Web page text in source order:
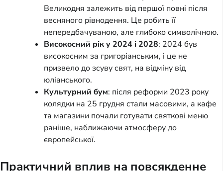
Великодня залежить від першої повні після
весняного рівнодення. Це робить її
непередбачуваною, але глибоко символічною.
Високосний рік у 2024 і 2028: 2024 був
високосним за григоріанським, і це не
призвело до зсуву свят, на відміну від
юліанського.
Культурний бум: після реформи 2023 року
колядки на 25 грудня стали масовими, а кафе
та магазини почали готувати святкові меню
раніше, наближаючи атмосферу до
європейської.
Практичний вплив на повсякденне